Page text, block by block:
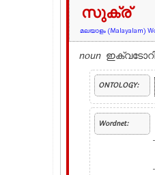
സുക്ര്
മലയാളം (Malayalam)
noun
ONTOLOGY:
Wordnet: